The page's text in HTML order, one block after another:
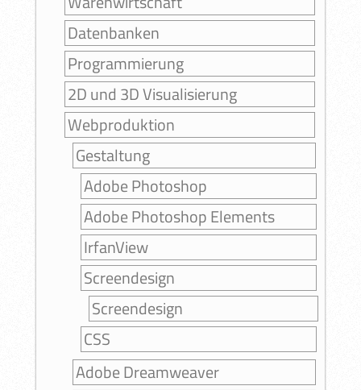
Datenbanken
Programmierung
2D und 3D Visualisierung
Webproduktion
Gestaltung
Adobe Photoshop
Adobe Photoshop Elements
IrfanView
Screendesign
Screendesign
CSS
Adobe Dreamweaver